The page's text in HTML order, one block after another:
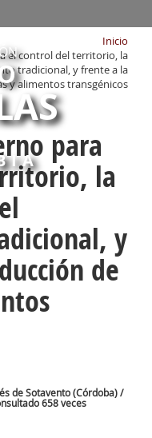
Inicio
el control del territorio, la
tradicional, y frente a la
y alimentos transgénicos
para
la
y
de
de Sotavento (Córdoba) /
658 veces